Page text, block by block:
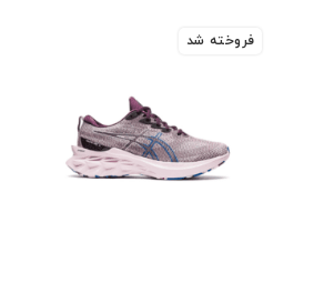
فروخته شد